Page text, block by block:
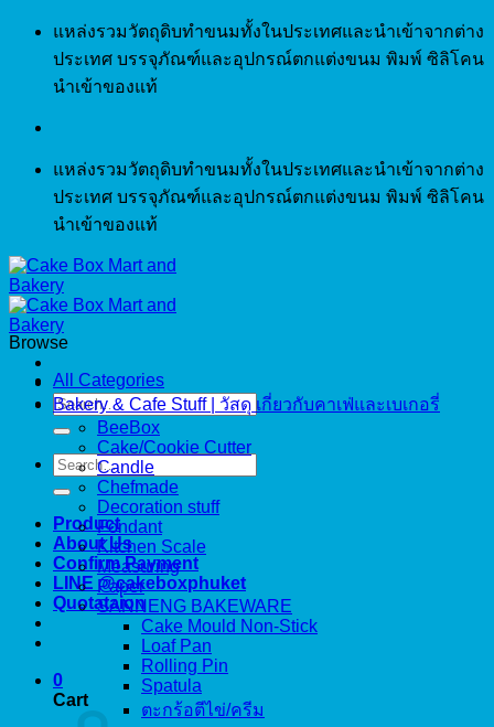
Skip
content
แหล่งรวมวัตถุดิบทำขนมทั้งในประเทศและนำเข้าจากต่าง
ประเทศ บรรจุภัณฑ์และอุปกรณ์ตกแต่งขนม พิมพ์ ซิลิโคน
นำเข้าของแท้
แหล่งรวมวัตถุดิบทำขนมทั้งในประเทศและนำเข้าจากต่าง
ประเทศ บรรจุภัณฑ์และอุปกรณ์ตกแต่งขนม พิมพ์ ซิลิโคน
นำเข้าของแท้
Search
for:
Search
for:
Product
About Us
Confirm Payment
LINE @cakeboxphuket
Quotataion
0
Cart
Browse
All Categories
Bakery & Cafe Stuff | วัสดุ เกี่ยวกับคาเฟ่และเบเกอรี่
BeeBox
Cake/Cookie Cutter
Candle
Chefmade
Decoration stuff
Fondant
Kitchen Scale
Measuring
Paper
SANNENG BAKEWARE
Cake Mould Non-Stick
Loaf Pan
Rolling Pin
Spatula
ตะกร้อตีไข่/ครีม